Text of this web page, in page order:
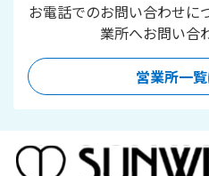
お電話でのお問い合わせに
業所へお問い合
営業所一